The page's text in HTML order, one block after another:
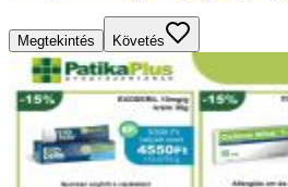
Megtekintés Követés